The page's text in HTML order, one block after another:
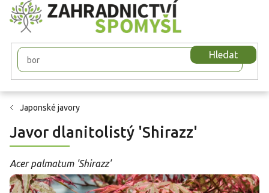
Přejít
na
obsah
Hledat
Japonské javory
Javor dlanitolistý 'Shirazz'
Acer palmatum 'Shirazz'